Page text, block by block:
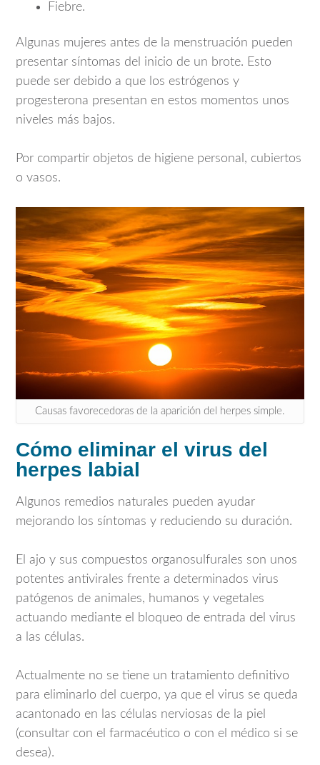
Fiebre.
Algunas mujeres antes de la menstruación pueden
presentar síntomas del inicio de un brote. Esto
puede ser debido a que los estrógenos y
progesterona presentan en estos momentos unos
niveles más bajos.
Por compartir objetos de higiene personal, cubiertos
o vasos.
Causas favorecedoras de la aparición del herpes simple.
Cómo eliminar el virus del
herpes labial
Algunos remedios naturales pueden ayudar
mejorando los síntomas y reduciendo su duración.
El ajo y sus compuestos organosulfurales son unos
potentes antivirales frente a determinados virus
patógenos de animales, humanos y vegetales
actuando mediante el bloqueo de entrada del virus
a las células.
Actualmente no se tiene un tratamiento definitivo
para eliminarlo del cuerpo, ya que el virus se queda
acantonado en las células nerviosas de la piel
(consultar con el farmacéutico o con el médico si se
desea).